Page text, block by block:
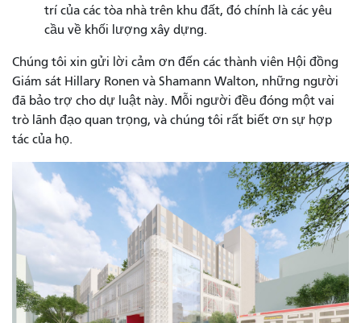
trí của các tòa nhà trên khu đất, đó chính là các yêu
cầu về khối lượng xây dựng.
Chúng tôi xin gửi lời cảm ơn đến các thành viên Hội đồng
Giám sát Hillary Ronen và Shamann Walton, những người
đã bảo trợ cho dự luật này. Mỗi người đều đóng một vai
trò lãnh đạo quan trọng, và chúng tôi rất biết ơn sự hợp
tác của họ.